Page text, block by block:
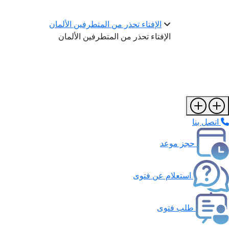
الإفتاء تحذر من المتطرفين الألمان
الإفتاء تحذر من المتطرفين الألمان
اتصل بنا
حجز موعد
استعلام عن فتوى
طلب فتوى